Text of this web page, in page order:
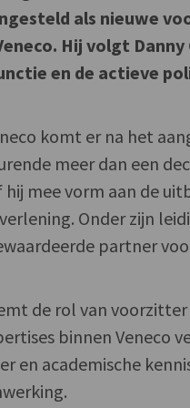
als nieuwe
Hij volgt Danny
en de actieve
komt er na het
meer dan een
mee vorm aan de
Onder zijn
partner
de rol van
binnen Veneco
en academische